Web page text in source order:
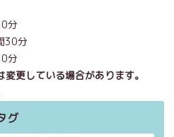
分
30分
分
更している場合があります。
グ